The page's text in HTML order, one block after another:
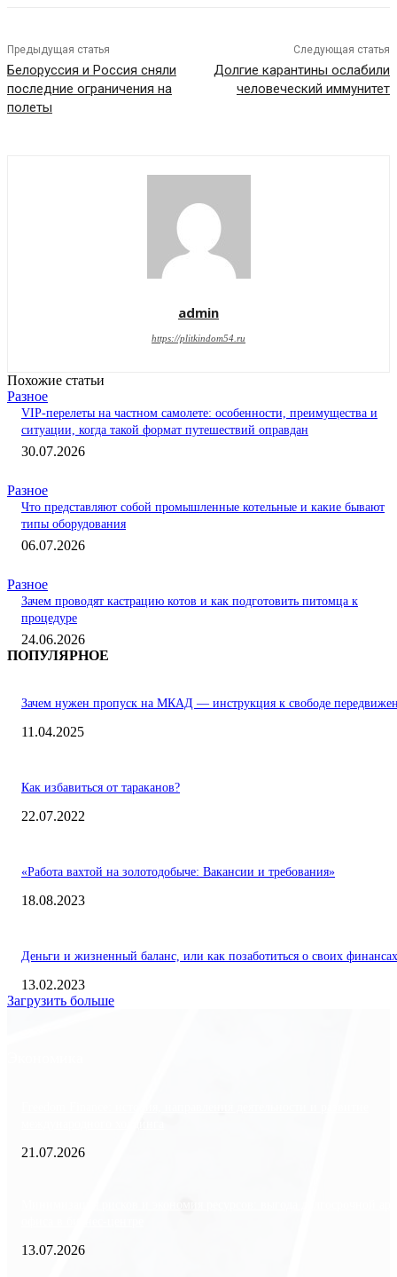
Предыдущая статья
Белоруссия и Россия сняли
последние ограничения на
полеты
Следующая статья
Долгие карантины ослабили
человеческий иммунитет
admin
https://plitkindom54.ru
Похожие статьи
Разное
VIP-перелеты на частном самолете: особенности, преимущества и
ситуации, когда такой формат путешествий оправдан
30.07.2026
Разное
Что представляют собой промышленные котельные и какие бывают
типы оборудования
06.07.2026
Разное
Зачем проводят кастрацию котов и как подготовить питомца к
процедуре
24.06.2026
ПОПУЛЯРНОЕ
Зачем нужен пропуск на МКАД — инструкция к свободе
11.04.2025
Как избавиться от тараканов?
22.07.2022
«Работа вахтой на золотодобыче: Вакансии и требования»
18.08.2023
Деньги и жизненный баланс, или как позаботиться о своих финансах
13.02.2023
Загрузить больше
21.07.2026
13.07.2026